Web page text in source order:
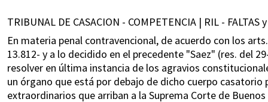
TRIBUNAL DE CASACION - COMPETENCIA | RIL - FALTAS
En materia penal contravencional, de acuerdo con los
13.812- y a lo decidido en el precedente "Saez" (res. del
resolver en última instancia de los agravios
un órgano que está por debajo de dicho cuerpo
extraordinarios que arriban a la Suprema Corte de Buenos